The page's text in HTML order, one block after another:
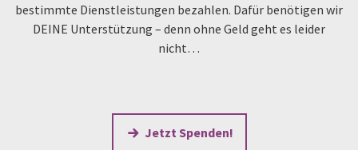
bestimmte Dienstleistungen bezahlen. Dafür benötigen wir
DEINE Unterstützung – denn ohne Geld geht es leider
nicht…
Jetzt Spenden!